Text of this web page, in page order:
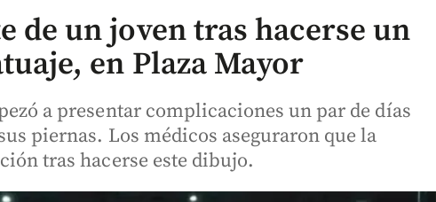
de un joven tras hacerse un
en Plaza Mayor
a presentar complicaciones un par de días
piernas. Los médicos aseguraron que la
tras hacerse este dibujo.